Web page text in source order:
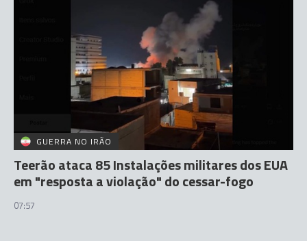
GUERRA NO IRÃO
Teerão ataca 85 Instalações militares dos EUA
em "resposta a violação" do cessar-fogo
07:57